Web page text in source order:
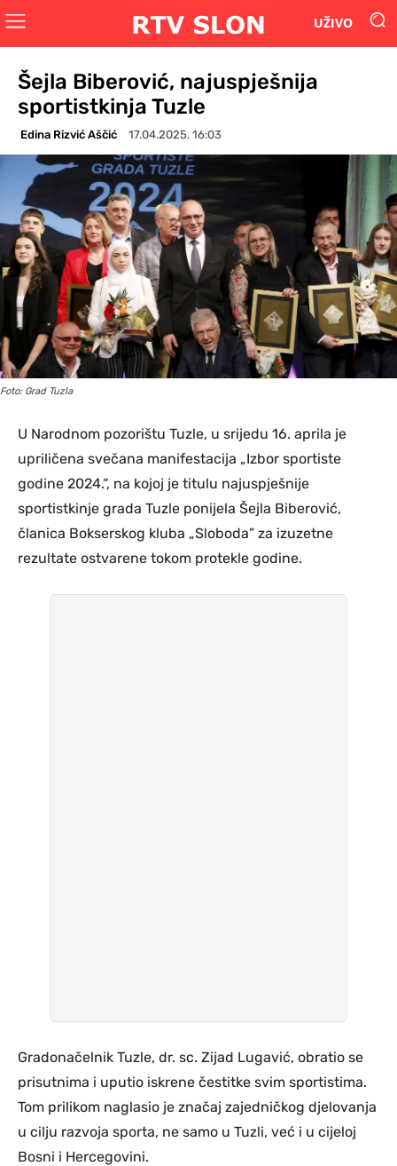
UŽIVO
Šejla Biberović, najuspješnija
sportistkinja Tuzle
Edina Rizvić Aščić 17.04.2025. 16:03
Foto: Grad Tuzla
U Narodnom pozorištu Tuzle, u srijedu 16. aprila je
upriličena svečana manifestacija „Izbor sportiste
godine 2024.“, na kojoj je titulu najuspješnije
sportistkinje grada Tuzle ponijela Šejla Biberović,
članica Bokserskog kluba „Sloboda” za izuzetne
rezultate ostvarene tokom protekle godine.
Gradonačelnik Tuzle, dr. sc. Zijad Lugavić, obratio se
prisutnima i uputio iskrene čestitke svim sportistima.
Tom prilikom naglasio je značaj zajedničkog djelovanja
u cilju razvoja sporta, ne samo u Tuzli, već i u cijeloj
Bosni i Hercegovini.